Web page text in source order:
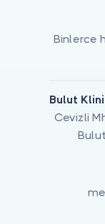
Binlerce
Bulut
Cevizli